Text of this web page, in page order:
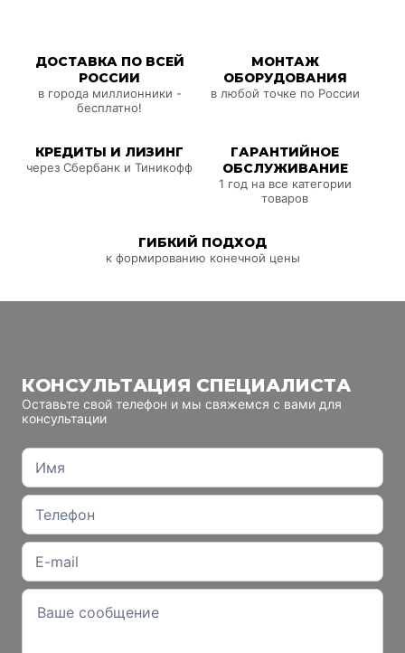
ДОСТАВКА ПО ВСЕЙ
РОССИИ
в города миллионники -
бесплатно!
МОНТАЖ
ОБОРУДОВАНИЯ
в любой точке по России
КРЕДИТЫ И ЛИЗИНГ
через Сбербанк и Тиникофф
ГАРАНТИЙНОЕ
ОБСЛУЖИВАНИЕ
1 год на все категории
товаров
ГИБКИЙ ПОДХОД
к формированию конечной цены
КОНСУЛЬТАЦИЯ СПЕЦИАЛИСТА
Оставьте свой телефон и мы свяжемся с вами для
консультации